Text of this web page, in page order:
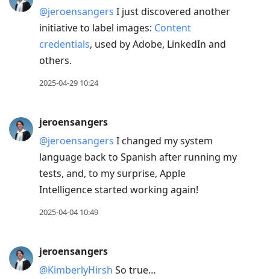
@jeroensangers I just discovered another
initiative to label images: Content
credentials, used by Adobe, LinkedIn and
others.
2025-04-29 10:24
jeroensangers
@jeroensangers I changed my system
language back to Spanish after running my
tests, and, to my surprise, Apple
Intelligence started working again!
2025-04-04 10:49
jeroensangers
@KimberlyHirsh So true…